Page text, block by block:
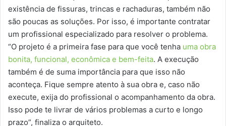
existência de fissuras, trincas e rachaduras, também não
são poucas as soluções. Por isso, é importante contratar
um profissional especializado para resolver o problema.
“O projeto é a primeira fase para que você tenha uma obra
bonita, funcional, econômica e bem-feita. A execução
também é de suma importância para que isso não
aconteça. Fique sempre atento à sua obra e, caso não
execute, exija do profissional o acompanhamento da obra.
Isso pode te livrar de vários problemas a curto e longo
prazo”, finaliza o arquiteto.